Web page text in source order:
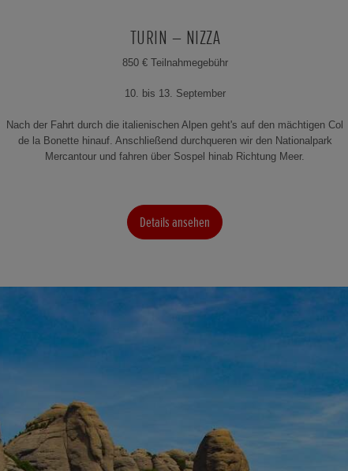
TURIN – NIZZA
850 € Teilnahmegebühr
10. bis 13. September
Nach der Fahrt durch die italienischen Alpen geht's auf den mächtigen Col
de la Bonette hinauf. Anschließend durchqueren wir den Nationalpark
Mercantour und fahren über Sospel hinab Richtung Meer.
Details ansehen